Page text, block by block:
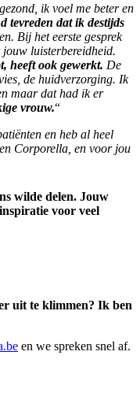
ik voel me beter en
tevreden dat ik destijds
Bij het eerste gesprek
luisterbereidheid.
heeft ook gewerkt. De
de huidverzorging. Ik
maar dat had ik er
vrouw.“
en heb al heel
Corporella, en voor jou
wilde delen. Jouw
voor veel
uit te klimmen? Ik ben
en we spreken snel af.